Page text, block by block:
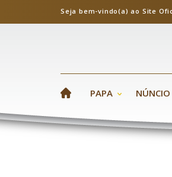
Seja bem-vindo(a) ao
PAPA NÚNCIO